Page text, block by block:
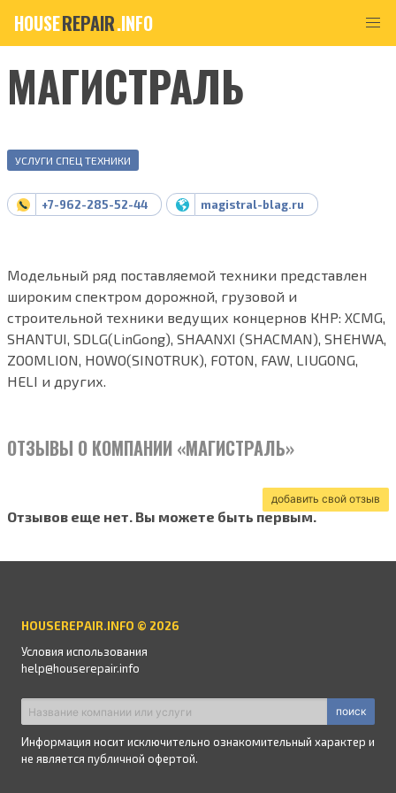
HOUSEREPAIR.INFO
МАГИСТРАЛЬ
УСЛУГИ СПЕЦ ТЕХНИКИ
+7-962-285-52-44 magistral-blag.ru
Модельный ряд поставляемой техники представлен
широким спектром дорожной, грузовой и
строительной техники ведущих концернов КНР: XCMG,
SHANTUI, SDLG(LinGong), SHAANXI (SHACMAN), SHEHWA,
ZOOMLION, HOWO(SINOTRUK), FOTON, FAW, LIUGONG,
HELI и других.
ОТЗЫВЫ О КОМПАНИИ «МАГИСТРАЛЬ»
добавить свой отзыв
Отзывов еще нет. Вы можете быть первым.
HOUSEREPAIR.INFO © 2026
Условия использования
help@houserepair.info
поиск
Информация носит исключительно ознакомительный характер и
не является публичной офертой.